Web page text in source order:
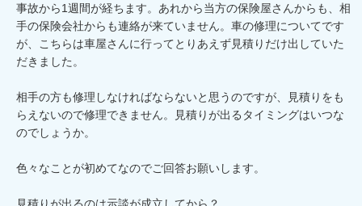
事故から1週間が経ちます。あれから当方の保険屋さんからも、相
手の保険会社からも連絡が来ていません。車の修理についてです
が、こちらは車屋さんに行ってとりあえず見積りだけ出していた
だきました。
相手の方も修理しなければならないと思うのですが、見積りをも
らえないので修理できません。見積りが出るタイミングはいつな
のでしょうか。
色々なことが初めてなのでご回答お願いします。
見積りが出るのは示談が成立してから？